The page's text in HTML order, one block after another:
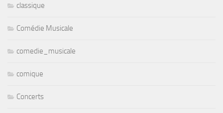
classique
Comédie Musicale
comedie_musicale
comique
Concerts